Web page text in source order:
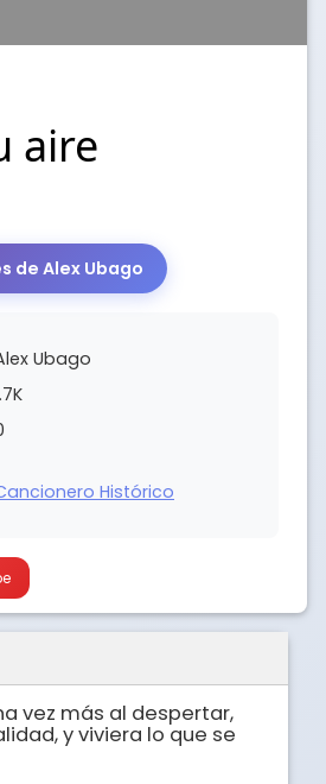
aire
de Alex Ubago
Ubago
Histórico
vez más al despertar,
y viviera lo que se